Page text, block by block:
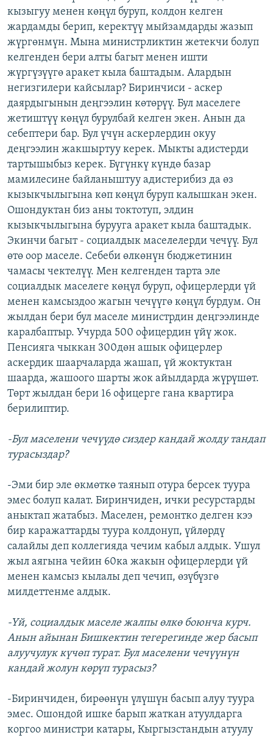
кызыгуу менен көңүл буруп, колдон келген
жардамды берип, керектүү мыйзамдарды жазып
жүргөнмүн. Мына министрликтин жетекчи болуп
келгенден бери алты багыт менен ишти
жүргүзүүгө аракет кыла баштадым. Алардын
негизгилери кайсылар? Биринчиси - аскер
даярдыгынын деңгээлин көтөрүү. Бул маселеге
жетиштүү көңүл бурулбай келген экен. Анын да
себептери бар. Бул үчүн аскерлердин окуу
деңгээлин жакшыртуу керек. Мыкты адистерди
тартышыбыз керек. Бүгүнкү күндө базар
мамилесине байланыштуу адистерибиз да өз
кызыкчылыгына көп көңүл буруп калышкан экен.
Ошондуктан биз аны токтотуп, элдин
кызыкчылыгына бурууга аракет кыла баштадык.
Экинчи багыт - социалдык маселелерди чечүү. Бул
өтө оор маселе. Себеби өлкөнүн бюджетинин
чамасы чектелүү. Мен келгенден тарта эле
социалдык маселеге көңүл буруп, офицерлерди үй
менен камсыздоо жагын чечүүгө көңүл бурдум. Он
жылдан бери бул маселе министрдин деңгээлинде
каралбаптыр. Учурда 500 офицердин үйү жок.
Пенсияга чыккан 300дөн ашык офицерлер
аскердик шаарчаларда жашап, үй жоктуктан
шаарда, жашоого шарты жок айылдарда жүрүшөт.
Төрт жылдан бери 16 офицерге гана квартира
берилиптир.
-Бул маселени чечүүдө сиздер кандай жолду тандап
турасыздар?
-Эми бир эле өкмөткө таянып отура берсек туура
эмес болуп калат. Биринчиден, ички ресурстарды
аныктап жатабыз. Маселен, ремонтко делген кээ
бир каражаттарды туура колдонуп, үйлөрдү
салайлы деп коллегияда чечим кабыл алдык. Ушул
жыл аягына чейин 60ка жакын офицерлерди үй
менен камсыз кылалы деп чечип, өзүбүзгө
милдеттенме алдык.
-Үй, социалдык маселе жалпы өлкө боюнча курч.
Анын айынан Бишкектин тегерегинде жер басып
алуучулук күчөп турат. Бул маселени чечүүнүн
кандай жолун көрүп турасыз?
-Биринчиден, бирөөнүн үлүшүн басып алуу туура
эмес. Ошондой ишке барып жаткан атуулдарга
коргоо министри катары, Кыргызстандын атуулу